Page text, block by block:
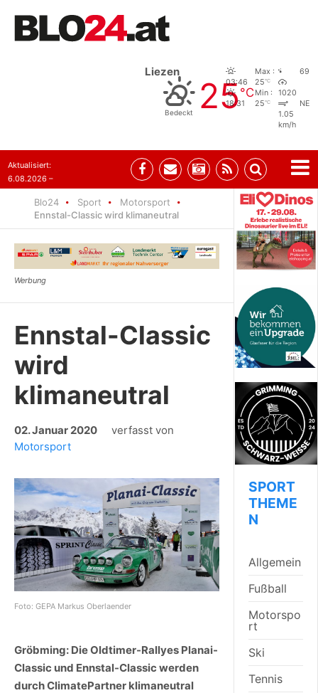
Liezen
Bedeckt 25°C
03:46
18:31
Max :
25°C
Min :
25°C
69
1020
NE
1.05
km/h
Aktualisiert:
6.08.2026 –
Blo24 Sport
Motorsport
Ennstal-Classic wird klimaneutral
Ennstal-Classic
wird
klimaneutral
02. Januar 2020
verfasst von
Motorsport
Foto: GEPA Markus Oberlaender
Gröbming: Die Oldtimer-Rallyes Planai-
Classic und Ennstal-Classic werden
durch ClimatePartner klimaneutral
SPORT
THEME
N
Allgemein
Fußball
Motorspo
rt
Ski
Tennis